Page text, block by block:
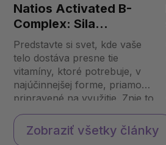
Natios Activated B-
Complex: Sila
Aktívnych Foriem
Vitamínov Skupiny B
Predstavte si svet, kde vaše
telo dostáva presne tie
vitamíny, ktoré potrebuje, v
najúčinnejšej forme, priamo
pripravené na využitie. Znie to
ako sci-fi? S naším Natios
Activated B-Complex sa tento
sen stáva realitou. Vitamíny
Zobraziť všetky články